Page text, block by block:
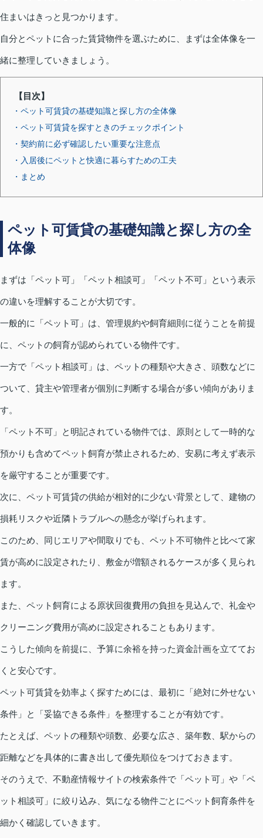
住まいはきっと見つかります。
自分とペットに合った賃貸物件を選ぶために、まずは全体像を一
緒に整理していきましょう。
【目次】
・ペット可賃貸の基礎知識と探し方の全体像
・ペット可賃貸を探すときのチェックポイント
・契約前に必ず確認したい重要な注意点
・入居後にペットと快適に暮らすための工夫
・まとめ
ペット可賃貸の基礎知識と探し方の全
体像
まずは「ペット可」「ペット相談可」「ペット不可」という表示
の違いを理解することが大切です。
一般的に「ペット可」は、管理規約や飼育細則に従うことを前提
に、ペットの飼育が認められている物件です。
一方で「ペット相談可」は、ペットの種類や大きさ、頭数などに
ついて、貸主や管理者が個別に判断する場合が多い傾向がありま
す。
「ペット不可」と明記されている物件では、原則として一時的な
預かりも含めてペット飼育が禁止されるため、安易に考えず表示
を厳守することが重要です。
次に、ペット可賃貸の供給が相対的に少ない背景として、建物の
損耗リスクや近隣トラブルへの懸念が挙げられます。
このため、同じエリアや間取りでも、ペット不可物件と比べて家
賃が高めに設定されたり、敷金が増額されるケースが多く見られ
ます。
また、ペット飼育による原状回復費用の負担を見込んで、礼金や
クリーニング費用が高めに設定されることもあります。
こうした傾向を前提に、予算に余裕を持った資金計画を立ててお
くと安心です。
ペット可賃貸を効率よく探すためには、最初に「絶対に外せない
条件」と「妥協できる条件」を整理することが有効です。
たとえば、ペットの種類や頭数、必要な広さ、築年数、駅からの
距離などを具体的に書き出して優先順位をつけておきます。
そのうえで、不動産情報サイトの検索条件で「ペット可」や「ペ
ット相談可」に絞り込み、気になる物件ごとにペット飼育条件を
細かく確認していきます。